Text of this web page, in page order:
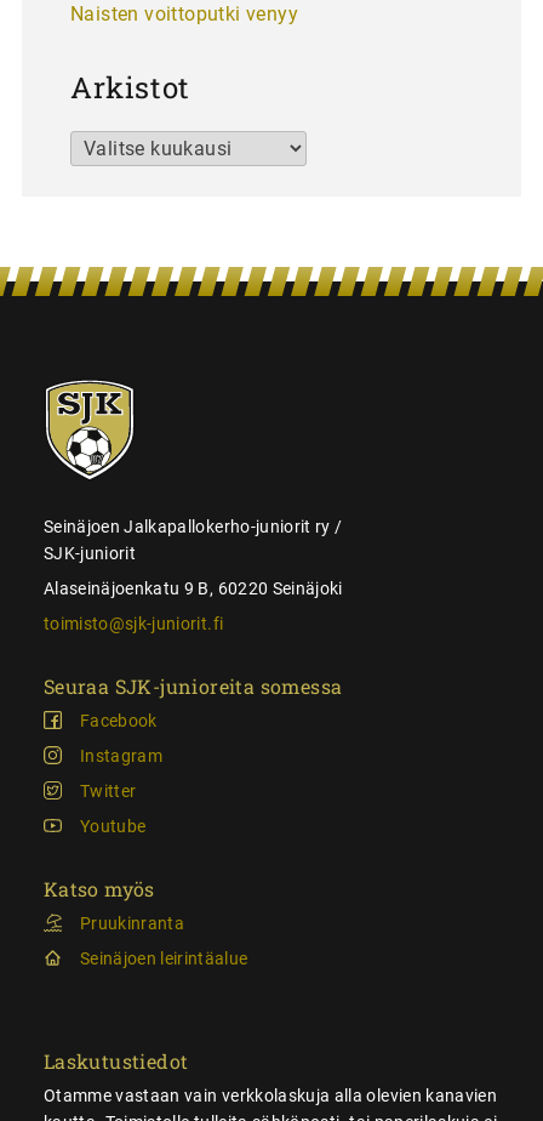
Naisten voittoputki venyy
Arkistot
Arkistot
SJK-
juniorit
Seinäjoen Jalkapallokerho-juniorit ry /
SJK-juniorit
Alaseinäjoenkatu 9 B, 60220 Seinäjoki
toimisto@sjk-juniorit.fi
Seuraa SJK-junioreita somessa
Facebook
Instagram
Twitter
Youtube
Katso myös
Pruukinranta
Seinäjoen leirintäalue
Laskutustiedot
Otamme vastaan vain verkkolaskuja alla olevien kanavien